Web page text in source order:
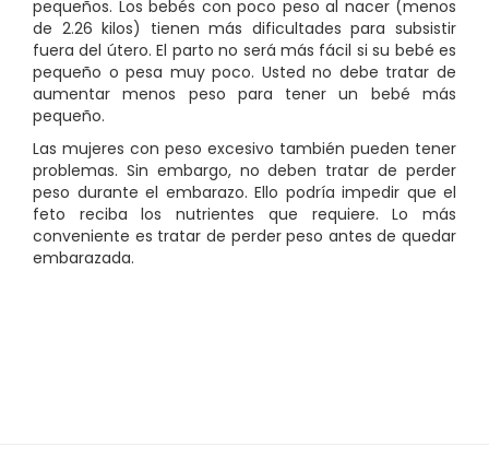
pequeños. Los bebés con poco peso al nacer (menos
de 2.26 kilos) tienen más dificultades para subsistir
fuera del útero. El parto no será más fácil si su bebé es
pequeño o pesa muy poco. Usted no debe tratar de
aumentar menos peso para tener un bebé más
pequeño.
Las mujeres con peso excesivo también pueden tener
problemas. Sin embargo, no deben tratar de perder
peso durante el embarazo. Ello podría impedir que el
feto reciba los nutrientes que requiere. Lo más
conveniente es tratar de perderpeso antes de quedar
embarazada.